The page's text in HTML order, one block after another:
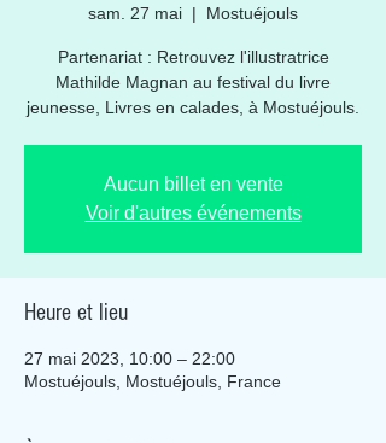
sam. 27 mai
  |
Mostuéjouls
Partenariat : Retrouvez l'illustratrice
Mathilde Magnan au festival du livre
jeunesse, Livres en calades, à Mostuéjouls.
Aucun billet en vente
Voir d'autres événements
Heure et lieu
27 mai 2023, 10:00 – 22:00
Mostuéjouls, Mostuéjouls, France